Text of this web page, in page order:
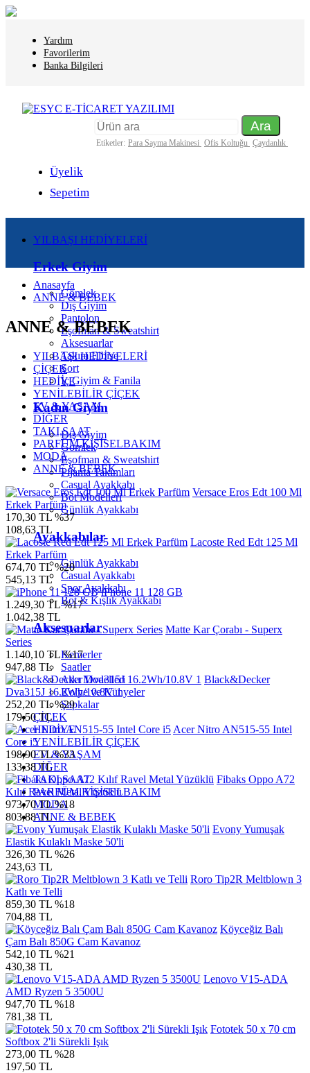
Yardım
Favorilerim
Banka Bilgileri
Ara
Etiketler: Para Sayma Makinesi Ofis Koltuğu Çaydanlık
Üyelik
Sepetim
YILBAŞI HEDİYELERİ
Erkek Giyim
Gömlek
Dış Giyim
Pantolon
Eşofman & Sweatshirt
Aksesuarlar
Takım Elbise
Şort
İç Giyim & Fanila
Kadın Giyim
Dış Giyim
Gömlek
Eşofman & Sweatshirt
Pijama Takımları
Casual Ayakkabı
Bot Modelleri
Günlük Ayakkabı
Ayakkabılar
Günlük Ayakkabı
Casual Ayakkabı
Spor Ayakkabı
Bot & Kışlık Ayakkabı
Aksesuarlar
Kemerler
Saatler
Atkı Modelleri
Kolye ve Künyeler
Şapkalar
ÇİÇEK
HEDİYE
YENİLEBİLİR ÇİÇEK
EV & YAŞAM
DİĞER
TAKI,SAAT
PARFÜM,KİŞİSELBAKIM
MODA
ANNE & BEBEK
Anasayfa
ANNE & BEBEK
ANNE & BEBEK
YILBAŞI HEDİYELERİ
ÇİÇEK
HEDİYE
YENİLEBİLİR ÇİÇEK
EV & YAŞAM
DİĞER
TAKI,SAAT
PARFÜM,KİŞİSELBAKIM
MODA
ANNE & BEBEK
Versace Eros Edt 100 Ml
Erkek Parfüm
170,30 TL %37
108,63 TL
Lacoste Red Edt 125 Ml
Erkek Parfüm
674,70 TL %20
545,13 TL
iPhone 11 128 GB
1.249,30 TL %17
1.042,38 TL
Matte Kar Çorabı - Superx
Series
1.140,10 TL %17
947,88 TL
Black&Decker
Dva315J 16.2Wh/10.8V 1
252,20 TL %29
179,50 TL
Acer Nitro AN515-55 Intel
Core i5
198,90 TL %33
133,38 TL
Fibaks Oppo A72
Kılıf Ravel Metal Yüzüklü
973,70 TL %18
803,88 TL
Evony Yumuşak
Elastik Kulaklı Maske 50'li
326,30 TL %26
243,63 TL
Roro Tip2R Meltblown 3
Katlı ve Telli
859,30 TL %18
704,88 TL
Köyceğiz Balı
Çam Balı 850G Cam Kavanoz
542,10 TL %21
430,38 TL
Lenovo V15-ADA
AMD Ryzen 5 3500U
947,70 TL %18
781,38 TL
Fototek 50 x 70 cm
Softbox 2'li Sürekli Işık
273,00 TL %28
197,50 TL